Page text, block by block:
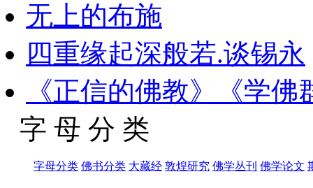
无上的布施
四重缘起深般若.谈锡永
《正信的佛教》《学佛
字 母 分 类
字母分类 佛书分类 大藏经 敦煌研究 佛学丛刊 佛学论文